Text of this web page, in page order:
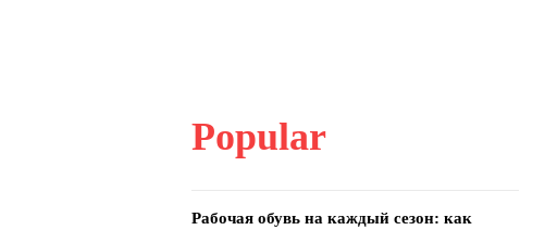
Popular
Рабочая обувь на каждый сезон: как